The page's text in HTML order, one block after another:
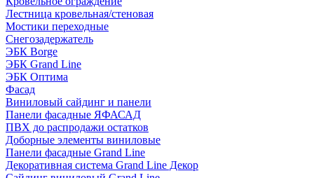
Лестница кровельная/стеновая
Мостики переходные
Снегозадержатель
ЭБК Borge
ЭБК Grand Line
ЭБК Оптима
Фасад
Виниловый сайдинг и панели
Панели фасадные ЯФАСАД
ПВХ до распродажи остатков
Доборные элементы виниловые
Панели фасадные Grand Line
Декоративная система Grand Line Декор